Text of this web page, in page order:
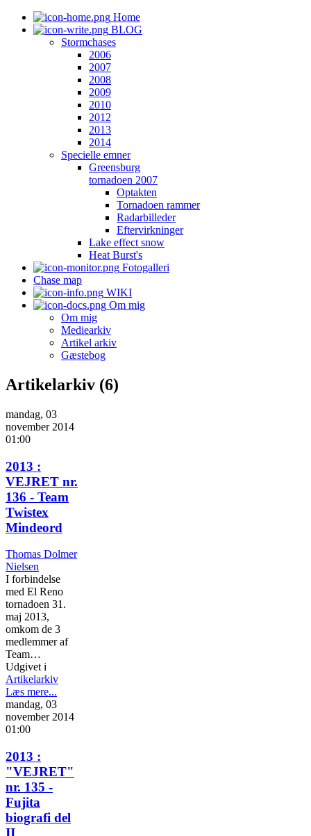
Home
BLOG
Stormchases
2006
2007
2008
2009
2010
2012
2013
2014
Specielle emner
Greensburg
tornadoen 2007
Optakten
Tornadoen rammer
Radarbilleder
Eftervirkninger
Lake effect snow
Heat Burst's
Fotogalleri
Chase map
WIKI
Om mig
Om mig
Mediearkiv
Artikel arkiv
Gæstebog
Artikelarkiv (6)
mandag, 03
november 2014
01:00
2013 :
VEJRET nr.
136 - Team
Twistex
Mindeord
Thomas Dolmer
Nielsen
I forbindelse
med El Reno
tornadoen 31.
maj 2013,
omkom de 3
medlemmer af
Team…
Udgivet i
Artikelarkiv
Læs mere...
mandag, 03
november 2014
01:00
2013 :
"VEJRET"
nr. 135 -
Fujita
biografi del
II